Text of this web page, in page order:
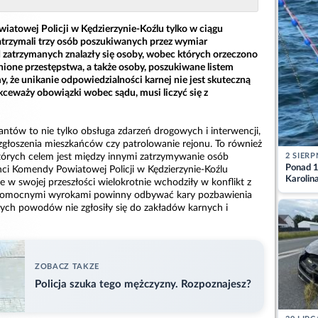
Policji w Kędzierzynie-Koźlu tylko w ciągu
trzy osób poszukiwanych przez wymiar
znalazły się osoby, wobec których orzeczono
przestępstwa, a także osoby, poszukiwane listem
że unikanie odpowiedzialności karnej nie jest skuteczną
obowiązki wobec sądu, musi liczyć się z
to nie tylko obsługa zdarzeń drogowych i interwencji,
mieszkańców czy patrolowanie rejonu. To również
celem jest między innymi zatrzymywanie osób
Komendy Powiatowej Policji w Kędzierzynie-Koźlu
w swojej przeszłości wielokrotnie wchodziły w konflikt z
wyrokami powinny odbywać kary pozbawienia
powodów nie zgłosiły się do zakładów karnych i
ZOBACZ TAKZE
Policja szuka tego mężczyzny. Rozpoznajesz?
2
Ponad
przez